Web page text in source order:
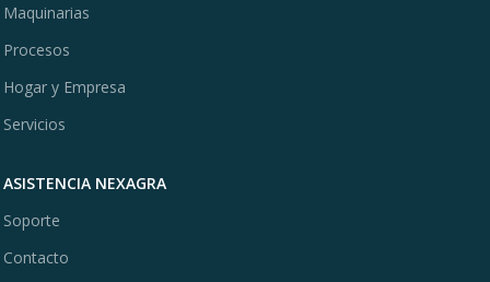
Maquinarias
Procesos
Hogar y Empresa
Servicios
ASISTENCIA NEXAGRA
Soporte
Contacto